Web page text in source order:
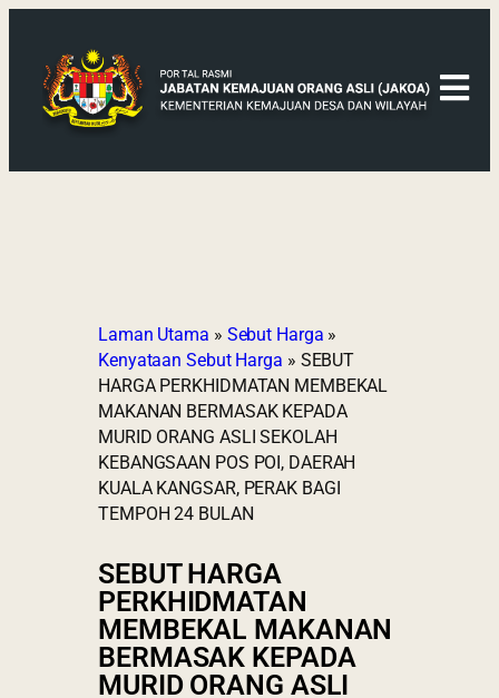
Laman Utama » Sebut Harga »
Kenyataan Sebut Harga » SEBUT
HARGA PERKHIDMATAN MEMBEKAL
MAKANAN BERMASAK KEPADA
MURID ORANG ASLI SEKOLAH
KEBANGSAAN POS POI, DAERAH
KUALA KANGSAR, PERAK BAGI
TEMPOH 24 BULAN
SEBUT HARGA
PERKHIDMATAN
MEMBEKAL MAKANAN
BERMASAK KEPADA
MURID ORANG ASLI